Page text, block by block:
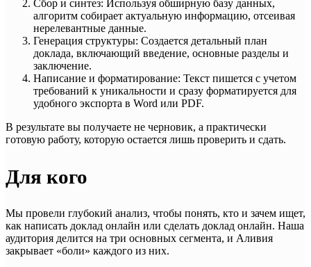
Сбор и синтез: Используя обширную базу данных,
алгоритм собирает актуальную информацию, отсеивая
нерелевантные данные.
Генерация структуры: Создается детальный план
доклада, включающий введение, основные разделы и
заключение.
Написание и форматирование: Текст пишется с учетом
требований к уникальности и сразу форматируется для
удобного экспорта в Word или PDF.
В результате вы получаете не черновик, а практически
готовую работу, которую остается лишь проверить и сдать.
Для кого
Мы провели глубокий анализ, чтобы понять, кто и зачем ищет,
как написать доклад онлайн или сделать доклад онлайн. Наша
аудитория делится на три основных сегмента, и Аливия
закрывает «боли» каждого из них.